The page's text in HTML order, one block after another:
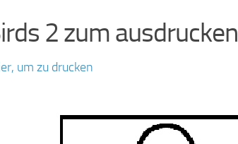
2 zum ausdrucken
um zu drucken